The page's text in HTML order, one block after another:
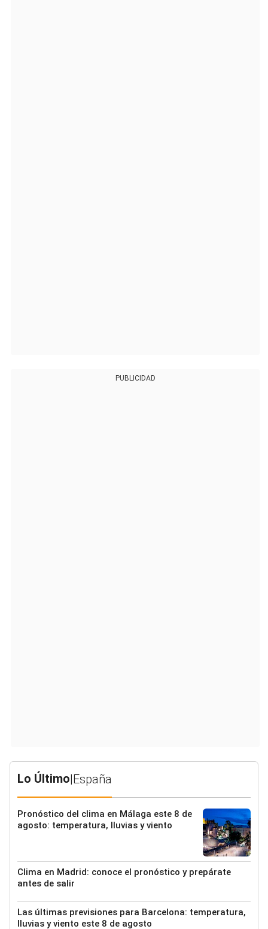
PUBLICIDAD
Lo Último|España
Pronóstico del clima en Málaga este 8 de
agosto: temperatura, lluvias y viento
Clima en Madrid: conoce el pronóstico y prepárate
antes de salir
Las últimas previsiones para Barcelona: temperatura,
lluvias y viento este 8 de agosto